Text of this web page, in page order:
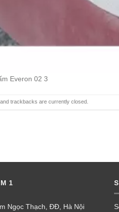
Everon 02 3
trackbacks are currently closed.
1
Ngọc Thạch, ĐĐ, Hà Nội